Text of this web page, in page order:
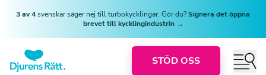
3 av 4svenskar säger nej till turbokycklingar. Gör du?Signera det öppna
brevet till kycklingindustrin →
STÖD OSS